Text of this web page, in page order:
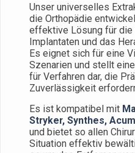
Unser universelles
die Orthopädie
effektive Lösung für die
Implantaten und das
Es eignet sich für eine
Szenarien und stellt
für Verfahren dar, die
Zuverlässigkeit
Es ist kompatibel mit
Stryker, Synthes,
und bietet so allen
Situation effektiv